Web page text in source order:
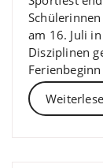
am 16. Juli
Disziplinen